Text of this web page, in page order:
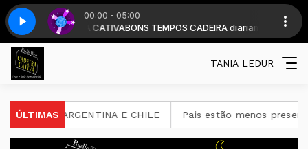
00:00 - 05:00
DJ CADEIRA CATIVABONS TEMPOS CADEIRA diariamente a partir das
Parte 3 Vale a pena ouvir de novo - Parte 3
TANIA LEDUR
ÚLTIMAS
ARGENTINA E CHILE Pais estão menos presentes na